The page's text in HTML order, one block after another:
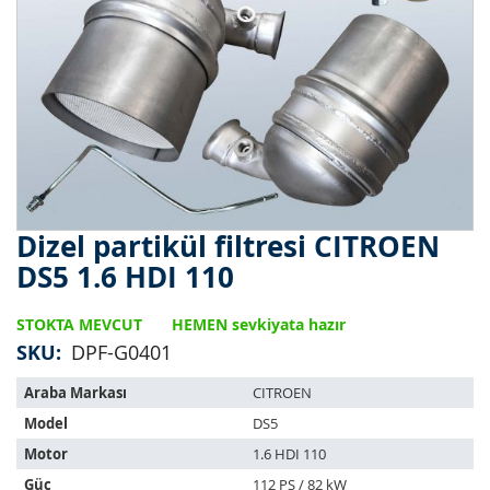
Dizel partikül filtresi CITROEN
DS5 1.6 HDI 110
STOKTA MEVCUT
SKU DPF-G0401
HEMEN sevkiyata hazır
Bu
ürün
aşağıdaki
araçlara
uyar:
Araba Markası
CITROEN
Model
DS5
Motor
1.6 HDI 110
Güç
112 PS / 82 kW
Resim
galerisinin
başlangıcına